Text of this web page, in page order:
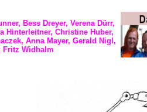
Bess Dreyer, Verena Dürr,
Hinterleitner, Christine Huber,
Anna Mayer, Gerald Nigl,
Fritz Widhalm